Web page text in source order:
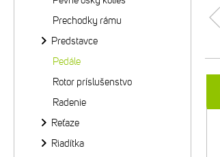
Prechodky rámu
Predstavce
Pedále
Rotor príslušenstvo
Radenie
Reťaze
Riadítka